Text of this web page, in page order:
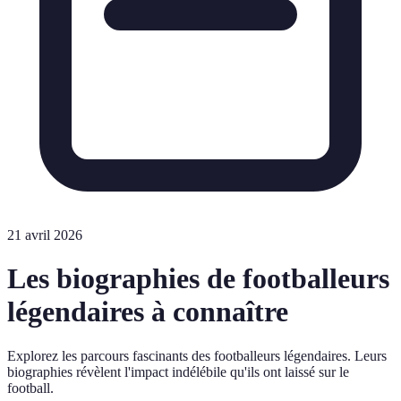
21 avril 2026
Les biographies de footballeurs
légendaires à connaître
Explorez les parcours fascinants des footballeurs légendaires. Leurs
biographies révèlent l'impact indélébile qu'ils ont laissé sur le
football.